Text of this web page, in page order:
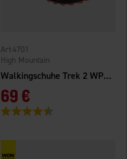
Walkingschuhe Trek 2 WP Grün
High Mountain
4701
69 €
Bewertung: